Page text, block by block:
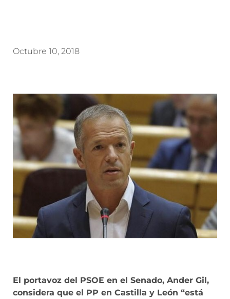
Octubre 10, 2018
El portavoz del PSOE en el Senado, Ander Gil,
considera que el PP en Castilla y León “está